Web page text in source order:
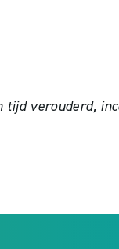
tijd verouderd,